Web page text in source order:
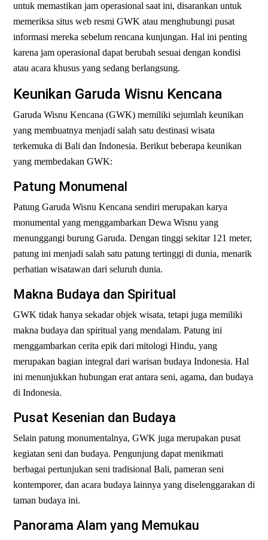
untuk memastikan jam operasional saat ini, disarankan untuk
memeriksa situs web resmi GWK atau menghubungi pusat
informasi mereka sebelum rencana kunjungan. Hal ini penting
karena jam operasional dapat berubah sesuai dengan kondisi
atau acara khusus yang sedang berlangsung.
Keunikan Garuda Wisnu Kencana
Garuda Wisnu Kencana (GWK) memiliki sejumlah keunikan
yang membuatnya menjadi salah satu destinasi wisata
terkemuka di Bali dan Indonesia. Berikut beberapa keunikan
yang membedakan GWK:
Patung Monumenal
Patung Garuda Wisnu Kencana sendiri merupakan karya
monumental yang menggambarkan Dewa Wisnu yang
menunggangi burung Garuda. Dengan tinggi sekitar 121 meter,
patung ini menjadi salah satu patung tertinggi di dunia, menarik
perhatian wisatawan dari seluruh dunia.
Makna Budaya dan Spiritual
GWK tidak hanya sekadar objek wisata, tetapi juga memiliki
makna budaya dan spiritual yang mendalam. Patung ini
menggambarkan cerita epik dari mitologi Hindu, yang
merupakan bagian integral dari warisan budaya Indonesia. Hal
ini menunjukkan hubungan erat antara seni, agama, dan budaya
di Indonesia.
Pusat Kesenian dan Budaya
Selain patung monumentalnya, GWK juga merupakan pusat
kegiatan seni dan budaya. Pengunjung dapat menikmati
berbagai pertunjukan seni tradisional Bali, pameran seni
kontemporer, dan acara budaya lainnya yang diselenggarakan di
taman budaya ini.
Panorama Alam yang Memukau